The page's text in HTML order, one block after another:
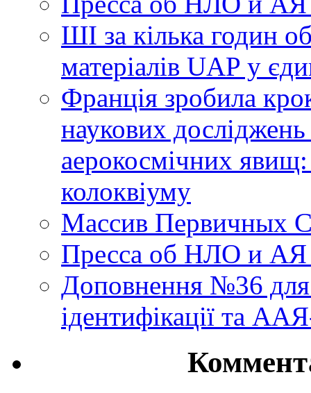
ШІ за кілька годин
матеріалів UAP у
Франція зробила
наукових
аерокосмічних
колоквіуму
Массив Первичных
Пресса об НЛО и
Доповнення №36
ідентифікації та